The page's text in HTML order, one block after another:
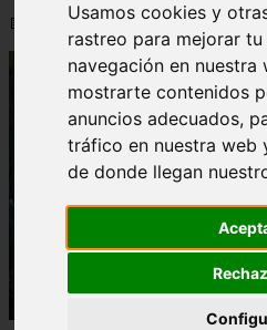
Usamos cookies y
rastreo para mejorar
navegación en nuestra
mostrarte contenidos
anuncios adecuados,
tráfico en nuestra web
de donde llegan
📅 13/02/2026